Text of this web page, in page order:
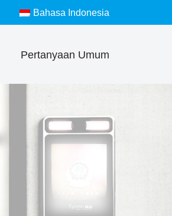
Bahasa Indonesia
Pertanyaan Umum